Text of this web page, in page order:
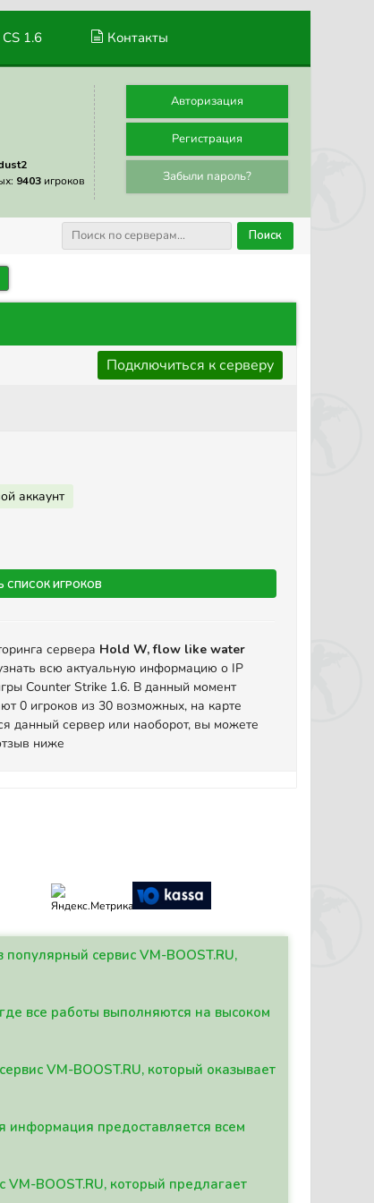
1.6 Контакты
9403 игроков
Авторизация
Регистрация
Забыли пароль?
Поиск
Подключиться к серверу
аккаунт
список игроков
сервера Hold W, flow like water
всю актуальную информацию о IP
Counter Strike 1.6. В данный момент
0 игроков из 30 возможных, на карте
данный сервер или наоборот, вы можете
ниже
сервис VM-BOOST.RU,
все работы выполняются на высоком
VM-BOOST.RU, который оказывает
информация предоставляется всем
BOOST.RU, который предлагает